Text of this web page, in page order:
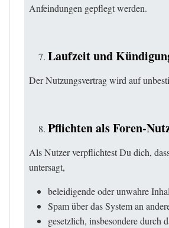
Anfeindungen gepflegt werden.
Laufzeit und
Der Nutzungsvertrag wird auf
Pflichten als Foren-
Als Nutzer verpflichtest Du dich,
untersagt,
beleidigende oder unwahre
Spam über das System an
gesetzlich, insbesondere durch